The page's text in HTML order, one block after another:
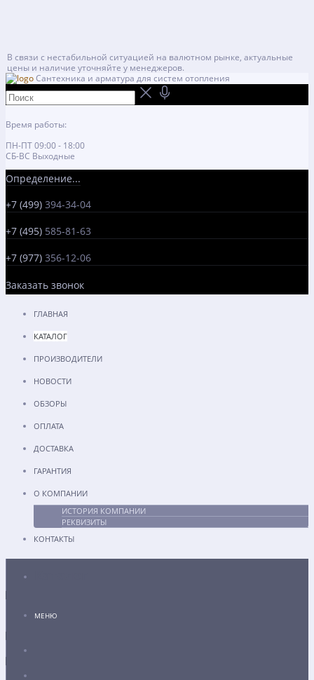
В связи с нестабильной ситуацией на валютном рынке, актуальные
цены и наличие уточняйте у менеджеров.
Сантехника и арматура для систем отопления
Время работы:
ПН-ПТ 09:00 - 18:00
СБ-ВС Выходные
Определение...
+7 (499) 394-34-04
+7 (495) 585-81-63
+7 (977) 356-12-06
Заказать звонок
ГЛАВНАЯ
КАТАЛОГ
ПРОИЗВОДИТЕЛИ
НОВОСТИ
ОБЗОРЫ
ОПЛАТА
ДОСТАВКА
ГАРАНТИЯ
О КОМПАНИИ
ИСТОРИЯ КОМПАНИИ
РЕКВИЗИТЫ
КОНТАКТЫ
МЕНЮ